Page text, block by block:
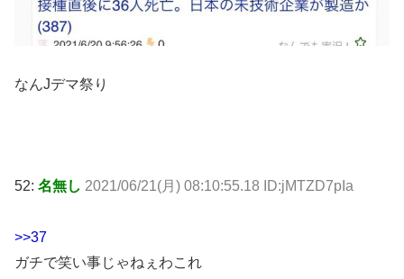
なんJデマ祭り
52: 名無し 2021/06/21(月) 08:10:55.18 ID:jMTZD7pIa
>>37
ガチで笑い事じゃねぇわこれ